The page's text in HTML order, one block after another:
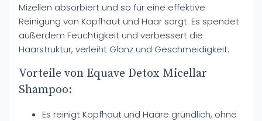
Mizellen absorbiert und so für eine effektive
Reinigung von Kopfhaut und Haar sorgt. Es spendet
außerdem Feuchtigkeit und verbessert die
Haarstruktur, verleiht Glanz und Geschmeidigkeit.
Vorteile von Equave Detox Micellar
Shampoo:
Es reinigt Kopfhaut und Haare gründlich, ohne